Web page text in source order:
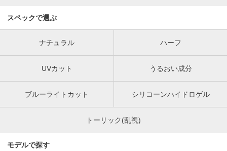
スペックで選ぶ
ナチュラル ハーフ
UVカット うるおい成分
ブルーライトカット シリコーンハイドロゲル
トーリック(乱視)
モデルで探す